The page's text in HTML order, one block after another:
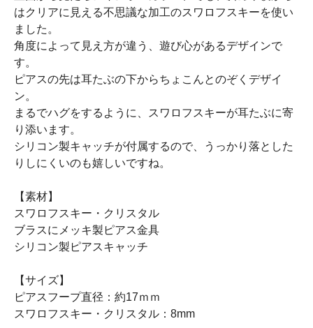
はクリアに見える不思議な加工のスワロフスキーを使い
ました。
角度によって見え方が違う、遊び心があるデザインで
す。
ピアスの先は耳たぶの下からちょこんとのぞくデザイ
ン。
まるでハグをするように、スワロフスキーが耳たぶに寄
り添います。
シリコン製キャッチが付属するので、うっかり落とした
りしにくいのも嬉しいですね。
【素材】
スワロフスキー・クリスタル
ブラスにメッキ製ピアス金具
シリコン製ピアスキャッチ
【サイズ】
ピアスフープ直径：約17ｍｍ
スワロフスキー・クリスタル：8mm